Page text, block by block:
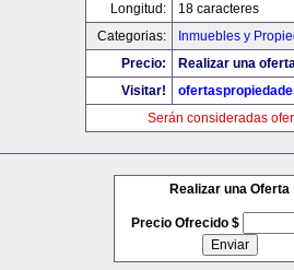
Longitud:
18 caracteres
Categorias:
Inmuebles y
Precio:
Realizar una
Visitar!
Serán consideradas
Realizar una Oferta
Precio Ofrecido $